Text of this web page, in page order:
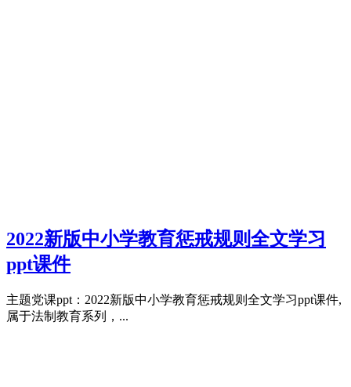
2022新版中小学教育惩戒规则全文学习
ppt课件
主题党课ppt：2022新版中小学教育惩戒规则全文学习ppt课件,
属于法制教育系列，...